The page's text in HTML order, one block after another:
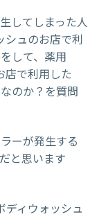
してしまった人
シュのお店で利
して、薬用
店で利用した
のか？を質問
ーが発生する
と思います
ディウォッシュ